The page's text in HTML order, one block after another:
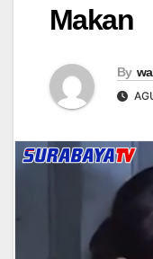
Makan
By